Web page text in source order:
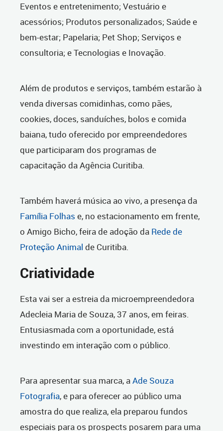
Eventos e entretenimento; Vestuário e
acessórios; Produtos personalizados; Saúde e
bem-estar; Papelaria; Pet Shop; Serviços e
consultoria; e Tecnologias e Inovação.
Além de produtos e serviços, também estarão à
venda diversas comidinhas, como pães,
cookies, doces, sanduíches, bolos e comida
baiana, tudo oferecido por empreendedores
que participaram dos programas de
capacitação da Agência Curitiba.
Também haverá música ao vivo, a presença da
Família Folhas e, no estacionamento em frente,
o Amigo Bicho, feira de adoção da Rede de
Proteção Animal de Curitiba.
Criatividade
Esta vai ser a estreia da microempreendedora
Adecleia Maria de Souza, 37 anos, em feiras.
Entusiasmada com a oportunidade, está
investindo em interação com o público.
Para apresentar sua marca, aAde Souza
Fotografia, e para oferecer ao público uma
amostra do que realiza, ela preparou fundos
especiais para os prospects posarem para uma